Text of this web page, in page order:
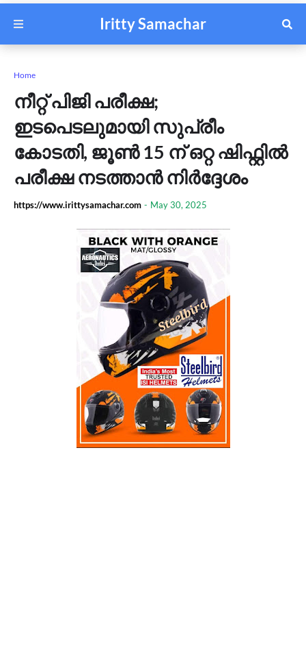
Iritty Samachar
Home
നീറ്റ് പിജി പരീക്ഷ;
ഇടപെടലുമായി സുപ്രീം
കോടതി, ജൂൺ 15 ന് ഒറ്റ ഷിഫ്റ്റിൽ
പരീക്ഷ നടത്താൻ നിർദ്ദേശം
https://www.irittysamachar.com - May 30, 2025